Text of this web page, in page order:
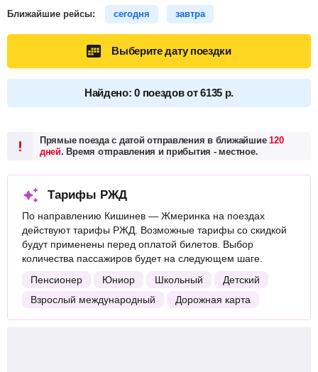
Ближайшие рейсы: сегодня завтра
Выберите дату поездки
Найдено: 0 поездов от 6135 р.
Прямые поезда с датой отправления в ближайшие120
дней. Время отправления и прибытия - местное.
Тарифы РЖД
По направлению Кишинев — Жмеринка на поездах
действуют тарифы РЖД. Возможные тарифы со скидкой
будут применены перед оплатой билетов. Выбор
количества пассажиров будет на следующем шаге.
Пенсионер
Юниор Школьный
Детский
Взрослый международный
Дорожная карта